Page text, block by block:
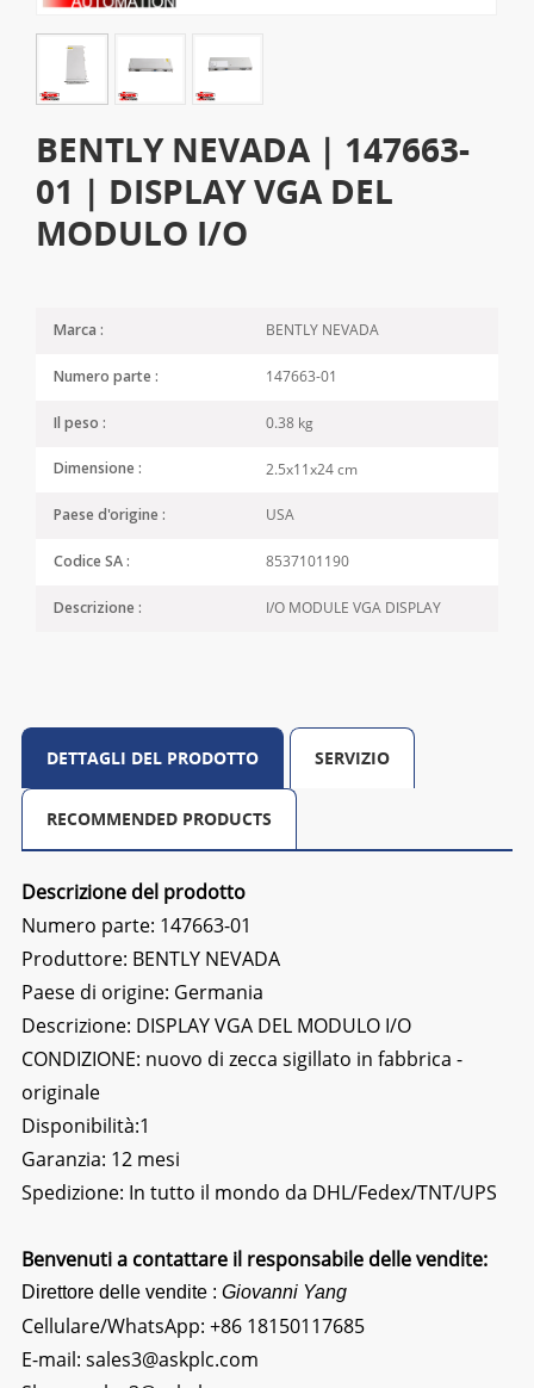
BENTLY NEVADA | 147663-
01 | DISPLAY VGA DEL
MODULO I/O
Marca : BENTLY NEVADA
Numero parte : 147663-01
Il peso : 0.38 kg
Dimensione : 2.5x11x24 cm
Paese d'origine : USA
Codice SA : 8537101190
Descrizione : I/O MODULE VGA DISPLAY
DETTAGLI DEL PRODOTTO SERVIZIO
RECOMMENDED PRODUCTS
Descrizione del prodotto
Numero parte: 147663-01
Produttore: BENTLY NEVADA
Paese di origine: Germania
Descrizione: DISPLAY VGA DEL MODULO I/O
CONDIZIONE: nuovo di zecca sigillato in fabbrica -
originale
Disponibilità:1
Garanzia: 12 mesi
Spedizione: In tutto il mondo da DHL/Fedex/TNT/UPS
Benvenuti a contattare il responsabile delle vendite:
Direttore delle vendite : Giovanni Yang
Cellulare/WhatsApp: +86 18150117685
E-mail: sales3@askplc.com